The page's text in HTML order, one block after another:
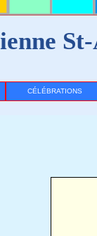
CÉLÉBRATIONS